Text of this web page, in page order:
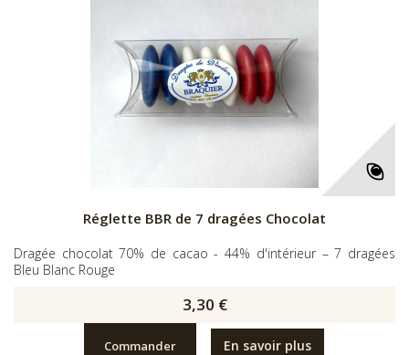
Réglette BBR de 7 dragées Chocolat
Dragée chocolat 70% de cacao - 44% d'intérieur – 7 dragées
Bleu Blanc Rouge
3,30 €
Commander En savoir plus